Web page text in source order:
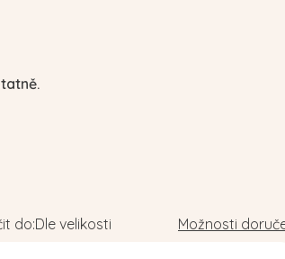
do:Dle velikosti Možnosti